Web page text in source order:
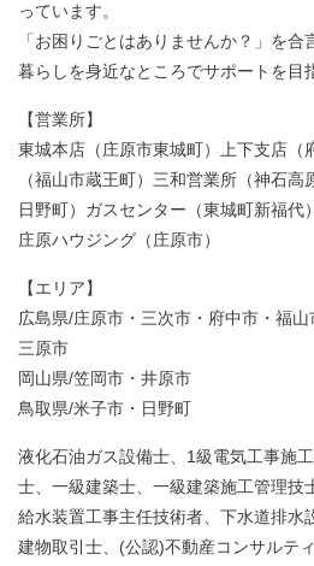
っています。
「お困りごとはありませんか？」を合
暮らしを身近なところでサポートを目
【営業所】
東城本店（庄原市東城町）上下支店
（福山市蔵王町）三和営業所（神石
日野町）ガスセンター（東城町新福
庄原ハウジング（庄原市）
【エリア】
広島県/庄原市・三次市・府中市・福山
三原市
岡山県/笠岡市・井原市
鳥取県/米子市・日野町
液化石油ガス設備士、1級電気工事施
士、一級建築士、一級建築施工管理技
給水装置工事主任技術者、下水道排水
建物取引士、(公認)不動産コンサルテ